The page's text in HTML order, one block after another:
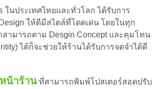
ในประเทศไทยและทั่วโลก ได้รับการ
ให้ดีมีสไตล์ที่โดดเด่น โดยในทุก
สามารถตาม Desgin Concept และคุมโทน
ได้ก็จะช่วยให้ร้านได้รับการจดจำได้ดี
น้าร้าน ที่สามารถพิมพ์โปสเตอร์สอดปรับ